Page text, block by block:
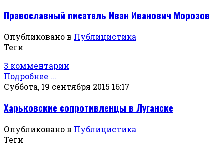
Православный писатель Иван Иванович Морозов
Опубликовано в Публицистика
Теги
3 комментарии
Подробнее ...
Суббота, 19 сентября 2015 16:17
Харьковские сопротивленцы в Луганске
Опубликовано в Публицистика
Теги